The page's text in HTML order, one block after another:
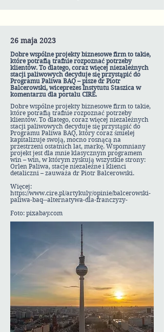
26 maja 2023
Dobre wspólne projekty biznesowe firm to takie,
które potrafią trafnie rozpoznać potrzeby
klientów. To dlatego, coraz więcej niezależnych
stacji paliwowych decyduje się przystąpić do
Programu Paliwa BAQ – pisze dr Piotr
Balcerowski, wiceprezes Instytutu Staszica w
komentarzu dla portalu CIRE.
Dobre wspólne projekty biznesowe firm to takie,
które potrafią trafnie rozpoznać potrzeby
klientów. To dlatego, coraz więcej niezależnych
stacji paliwowych decyduje się przystąpić do
Programu Paliwa BAQ, który coraz śmielej
kapitalizuje swoją, mocno rosnącą na
przestrzeni ostatnich lat, markę. Wspomniany
projekt jest dla mnie klasycznym programem
win – win, w którym zyskują wszystkie strony:
Orlen Paliwa, stacje niezależne i klienci
detaliczni – zauważa dr Piotr Balcerowski.
Więcej:
https://www.cire.pl/artykuly/opinie/balcerowski-
paliwa-baq--alternatywa-dla-franczyzy-
Foto: pixabay.com